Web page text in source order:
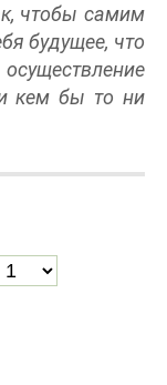
чтобы самим
будущее, что
кем бы то ни